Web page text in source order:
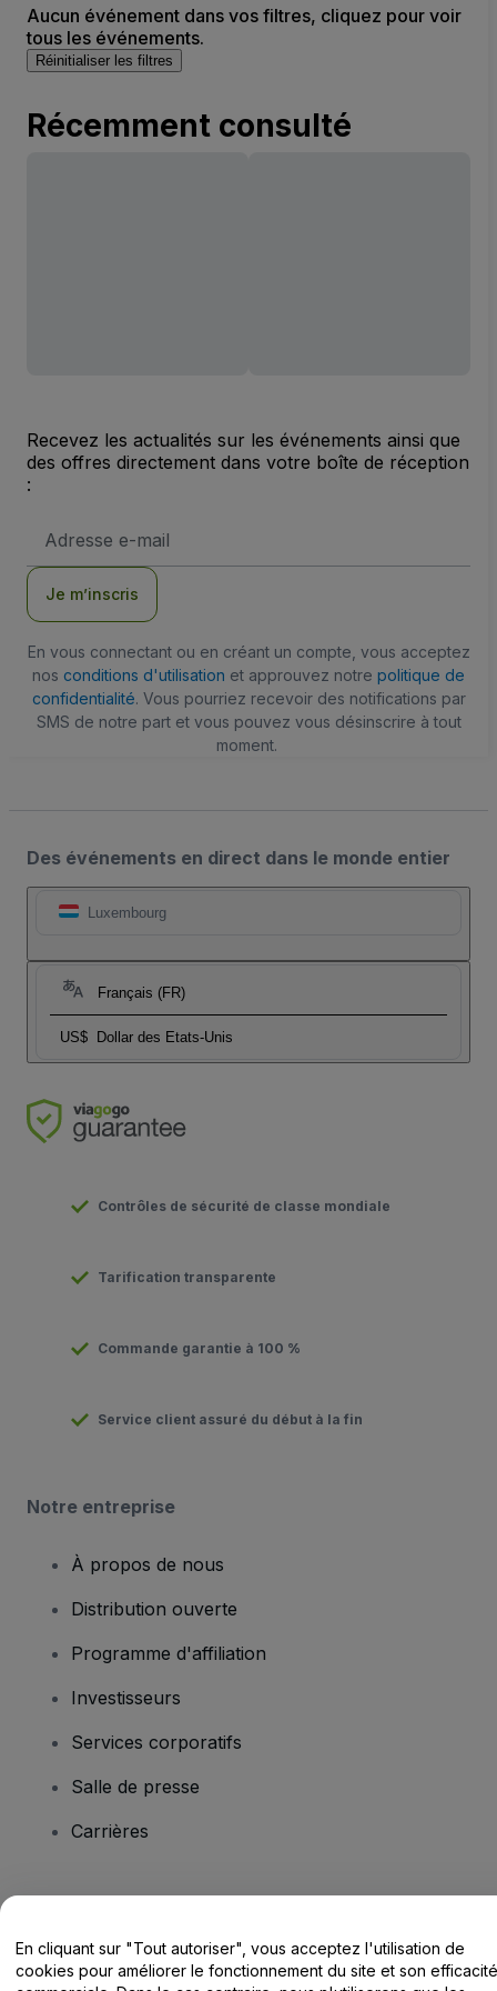
Aucun événement dans vos filtres, cliquez pour voir
tous les événements.
Réinitialiser les filtres
Récemment consulté
Recevez les actualités sur les événements ainsi que
des offres directement dans votre boîte de réception
:
e-
Je m’inscris
En vous connectant ou en créant un compte, vous acceptez
nos conditions d'utilisation et approuvez notre politique de
confidentialité. Vous pourriez recevoir des notifications par
SMS de notre part et vous pouvez vous désinscrire à tout
moment.
Des événements en direct dans le monde entier
Luxembourg
Français (FR)
US$ Dollar des Etats-Unis
Contrôles de sécurité de classe mondiale
Tarification transparente
Commande garantie à 100 %
Service client assuré du début à la fin
Notre entreprise
À propos de nous
Distribution ouverte
Programme d'affiliation
Investisseurs
Services corporatifs
Salle de presse
Carrières
Centre d'assistance / Nous contacter
En cliquant sur "Tout autoriser", vous acceptez l'utilisation de
cookies pour améliorer le fonctionnement du site et son efficacité